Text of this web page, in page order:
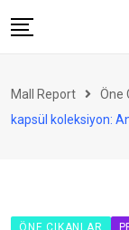
to
Perakende
Mall Report Öne
kapsül koleksiyon:
ÖNE ÇIKANLAR